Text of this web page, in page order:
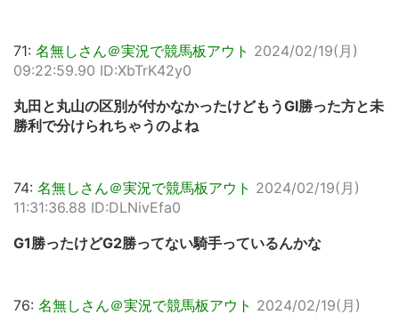
71: 名無しさん＠実況で競馬板アウト 2024/02/19(月)
09:22:59.90 ID:XbTrK42y0
丸田と丸山の区別が付かなかったけどもうGI勝った方と未
勝利で分けられちゃうのよね
74: 名無しさん＠実況で競馬板アウト 2024/02/19(月)
11:31:36.88 ID:DLNivEfa0
G1勝ったけどG2勝ってない騎手っているんかな
76: 名無しさん＠実況で競馬板アウト 2024/02/19(月)